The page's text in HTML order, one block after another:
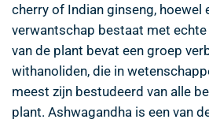
cherry of Indian ginseng, hoewel
verwantschap bestaat met
van de plant bevat een groep
withanoliden, die in
meest zijn bestudeerd van alle
plant. Ashwagandha is een van